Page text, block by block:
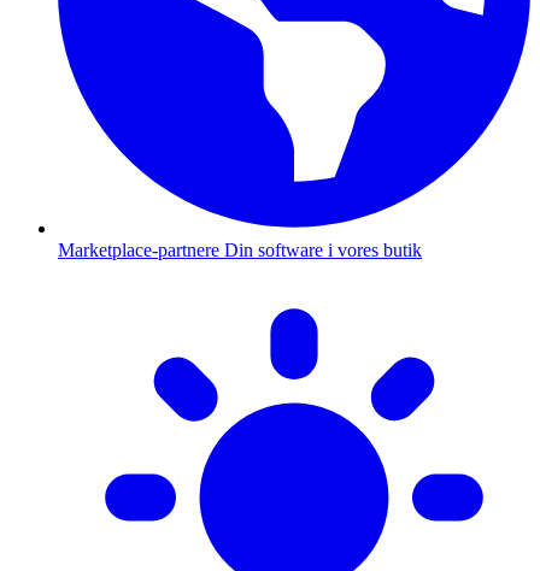
Marketplace-partnere Din software i vores butik